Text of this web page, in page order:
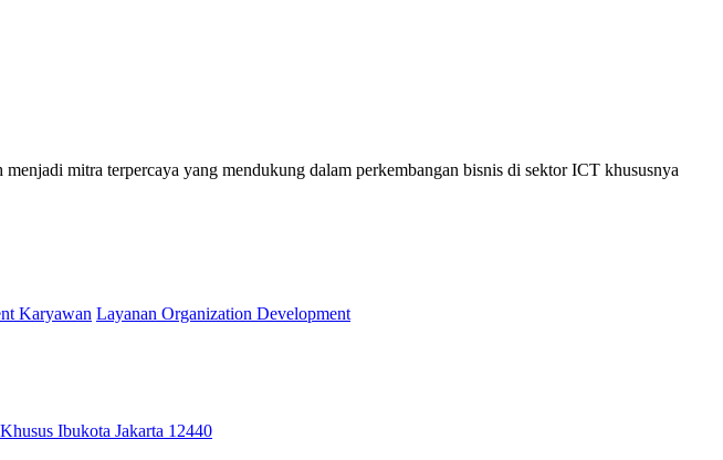
mitra terpercaya yang mendukung dalam perkembangan bisnis di sektor ICT khususnya
Karyawan Layanan Organization Development
Ibukota Jakarta 12440